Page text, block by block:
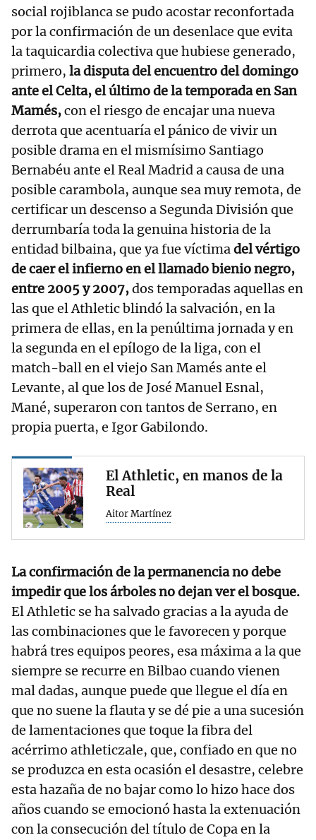
social rojiblanca se pudo acostar reconfortada
por la confirmación de un desenlace que evita
la taquicardia colectiva que hubiese generado,
primero, la disputa del encuentro del domingo
ante el Celta, el último de la temporada en San
Mamés,con el riesgo de encajar una nueva
derrota que acentuaría el pánico de vivir un
posible drama en el mismísimo Santiago
Bernabéu ante el Real Madrid a causa de una
posible carambola, aunque sea muy remota, de
certificar un descenso a Segunda División que
derrumbaría toda la genuina historia de la
entidad bilbaina, que ya fue víctimadel vértigo
de caer el infierno en el llamado bienio negro,
entre 2005 y 2007,dos temporadas aquellas en
las que el Athletic blindó la salvación, en la
primera de ellas, en la penúltima jornada y en
la segunda en el epílogo de la liga, con el
match-ball en el viejo San Mamés ante el
Levante, al que los de José Manuel Esnal,
Mané, superaron con tantos de Serrano, en
propia puerta, e Igor Gabilondo.
El Athletic, en manos de la
Real
Aitor Martínez
La confirmación de la permanencia no debe
impedir que los árboles no dejan ver el bosque.
El Athletic se ha salvado gracias a la ayuda de
las combinaciones que le favorecen y porque
habrá tres equipos peores, esa máxima a la que
siempre se recurre en Bilbao cuando vienen
mal dadas, aunque puede que llegue el día en
que no suene la flauta y se dé pie a una sucesión
de lamentaciones que toque la fibra del
acérrimo athleticzale, que, confiado en que no
se produzca en esta ocasión el desastre, celebre
esta hazaña de no bajar como lo hizo hace dos
años cuando se emocionó hasta la extenuación
con la consecución del título de Copa en la